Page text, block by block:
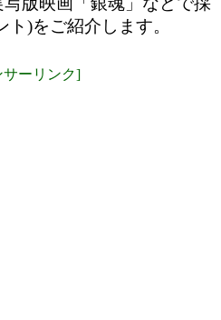
)をご紹介します。
サーリンク]